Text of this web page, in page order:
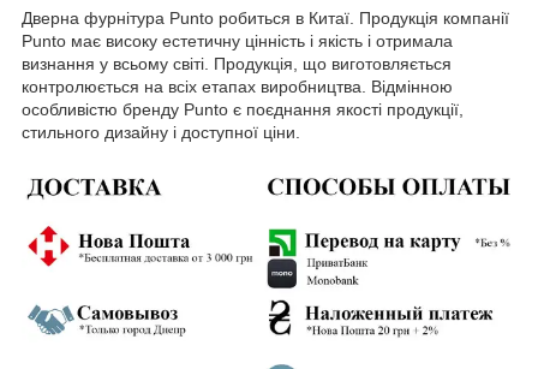
Дверна фурнітура Punto робиться в Китаї. Продукція компанії
Punto має високу естетичну цінність і якість і отримала
визнання у всьому світі. Продукція, що виготовляється
контролюється на всіх етапах виробництва. Відмінною
особливістю бренду Punto є поєднання якості продукції,
стильного дизайну і доступної ціни.